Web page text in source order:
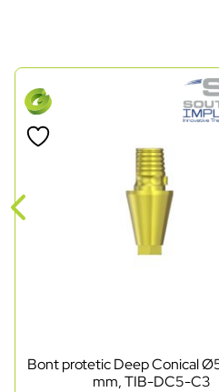
Bont protetic Deep Conical
mm, TIB-DC5-C3